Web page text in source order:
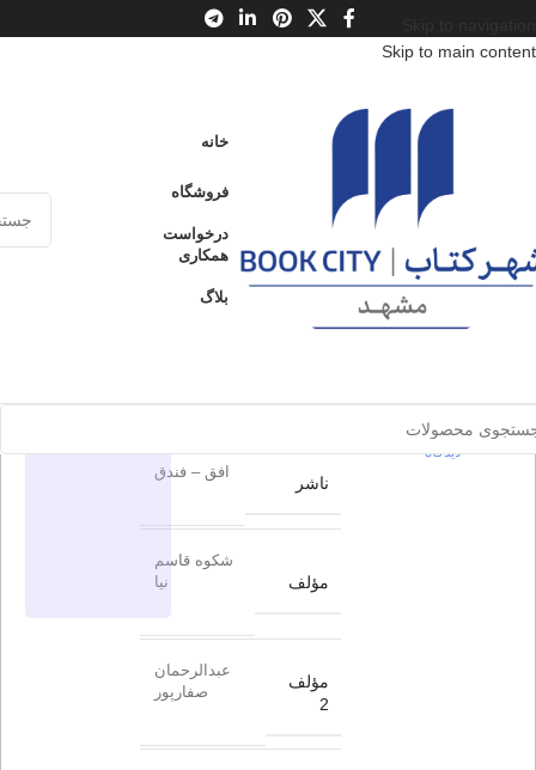
Skip to main content
خانه
فروشگاه
درخواست
همکاری
بلاگ
محصولات / کتاب کودک و نوجوان
فروخته شده
0 بدون
دیدگاه
ناشر
افق – فندق
مؤلف
شکوه قاسم
نیا
مؤلف
2
عبدالرحمان
صفارپور